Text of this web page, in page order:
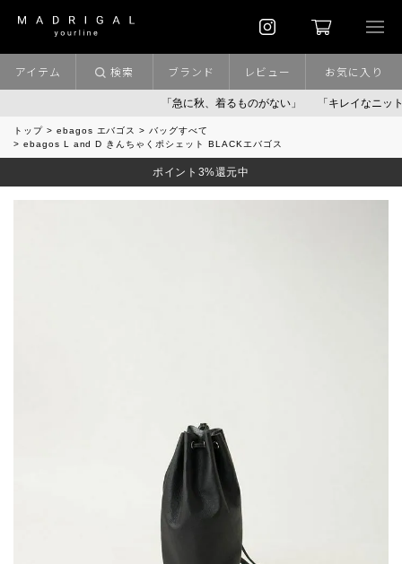
「急に秋、着るものがない」 「キレイなニット」 ポ
アイテム 検索 ブランド レビュー お気に入り
トップ ebagos エバゴス
バッグすべて
ebagos L and D きんちゃくポシェット BLACKエバゴス
ポイント3%還元中